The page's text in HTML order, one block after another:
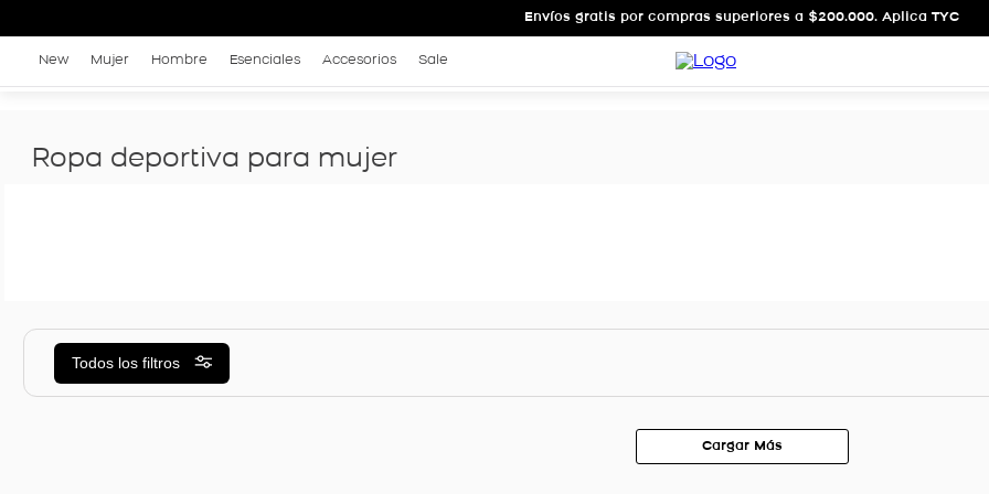
Envíos gratis por compras superiores a $200.000. Aplica TYC
New Mujer Hombre Esenciales Accesorios Sale
Ropa deportiva para mujer
Todos los filtros